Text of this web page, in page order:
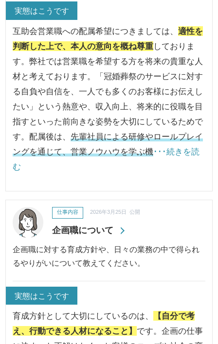
実態はこうです
互助会営業職への配属希望につきましては、適性を
判断した上で、本人の意向を概ね尊重しておりま
す。弊社では営業職を希望する方を将来の貴重な人
材と考えております。「冠婚葬祭のサービスに対す
る自負や自信を、一人でも多くのお客様にお伝えし
たい」という熱意や、収入向上、将来的に役職を目
指すといった前向きな姿勢を大切にしているためで
す。配属後は、先輩社員による研修やロールプレイ
ングを通じて、営業ノウハウを学ぶ機･･･続きを読
む
企画職について
仕事内容 2026年3月25日 公開
企画職に対する育成方針や、日々の業務の中で得られ
るやりがいについて教えてください。
実態はこうです
育成方針として大切にしているのは、
【自分で考
え、行動できる人材になること】 です。企画の仕事